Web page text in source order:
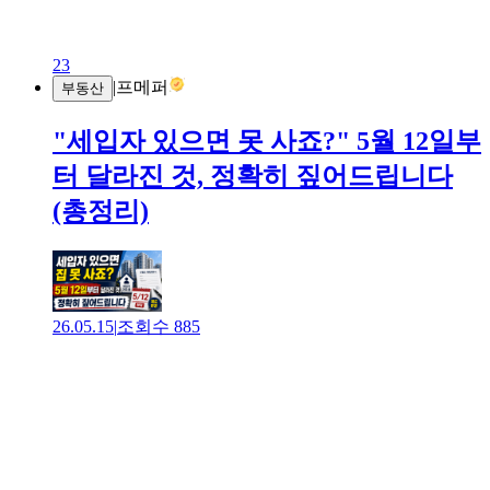
23
부동산 |프메퍼
"세입자 있으면 못 사죠?" 5월 12일부
터 달라진 것, 정확히 짚어드립니다
(총정리)
26.05.15|조회수 885